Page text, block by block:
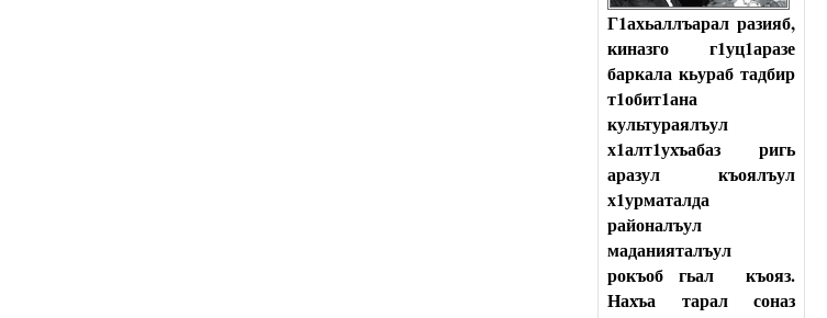
Г1ахьаллъарал разияб,
киназго г1уц1аразе
баркала кьураб тадбир
т1обит1ана
культураялъул
х1алт1ухъабаз ригь
аразул къоялъул
х1урматалда
районалъул
маданияталъул
рокъоб гьал
къояз.
Нахъа тарал соназ